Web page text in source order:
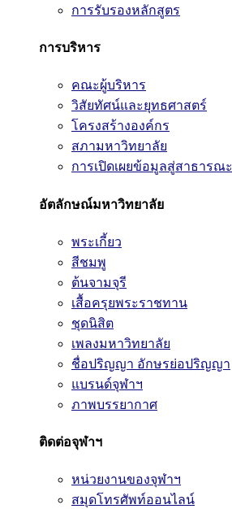
การรับรองหลักสูตร
การบริหาร
คณะผู้บริหาร
วิสัยทัศน์และยุทธศาสตร์
โครงสร้างองค์กร
สภามหาวิทยาลัย
การเปิดเผยข้อมูลสู่สาธารณะ
อัตลักษณ์มหาวิทยาลัย
พระเกี้ยว
สีชมพู
ต้นจามจุรี
เสื้อครุยพระราชทาน
ชุดนิสิต
เพลงมหาวิทยาลัย
ชื่อปริญญา อักษรย่อปริญญา
แบรนด์จุฬาฯ
ภาพบรรยากาศ
ติดต่อจุฬาฯ
หน่วยงานของจุฬาฯ
สมุดโทรศัพท์ออนไลน์